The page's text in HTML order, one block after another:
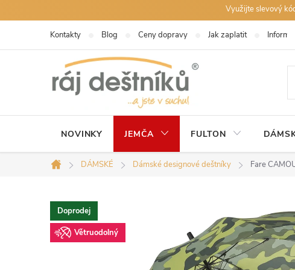
na
Využijte slevový
Kontakty Blog Ceny dopravy Jak zaplatit
NOVINKY JEMČA FULTON
Domů
DÁMSKÉ Dámské designové deštníky Fare
Doprodej
Větruodolný